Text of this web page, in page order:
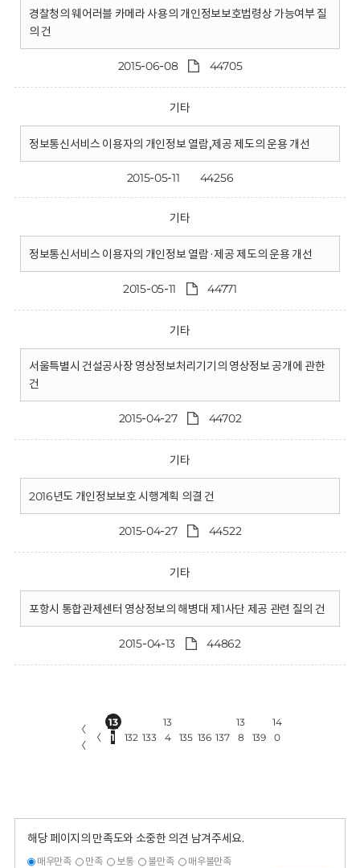
경찰청의 웨어러블 카메라 사용의 개인정보보호법령상 가능여부 질
의 건
2015-06-08 44705
기타
정보통신서비스 이용자의 개인정보 열람,제공 제도의 운용 개선
2015-05-11 44256
기타
정보통신서비스 이용자의 개인정보 열람·제공 제도의 운용 개선
2015-05-11 44771
기타
서울특별시 건설공사장 영상정보처리기기의 영상정보 공개에 관한
건
2015-04-27 44702
기타
2016년도 개인정보보호 시행계획 의결 건
2015-04-27 44522
기타
포항시 통합관제센터 영상정보의 해병대 제1사단 제공 관련 질의 건
2015-04-13 44862
〈
〈
〈
13
1
132 133
13
4
135 136 137
13
8
139
14
0
해당 페이지의 만족도와 소중한 의견 남겨주세요.
매우만족 만족 보통 불만족 매우불만족